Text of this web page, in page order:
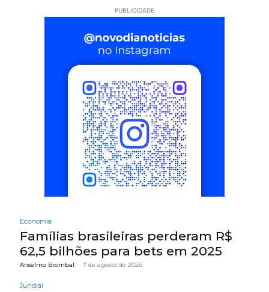
PUBLICIDADE
Economia
Famílias brasileiras perderam R$
62,5 bilhões para bets em 2025
Anselmo Brombal - 7 de agosto de 2026
Jundiaí